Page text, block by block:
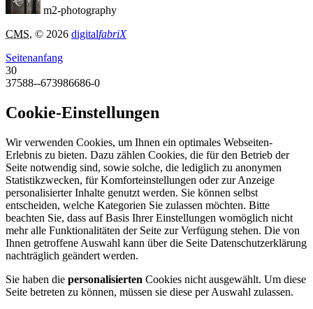
m2-photography
CMS, © 2026 digitalfabriX
Seitenanfang
30
37588--673986686-0
Cookie-Einstellungen
Wir verwenden Cookies, um Ihnen ein optimales Webseiten-
Erlebnis zu bieten. Dazu zählen Cookies, die für den Betrieb der
Seite notwendig sind, sowie solche, die lediglich zu anonymen
Statistikzwecken, für Komforteinstellungen oder zur Anzeige
personalisierter Inhalte genutzt werden. Sie können selbst
entscheiden, welche Kategorien Sie zulassen möchten. Bitte
beachten Sie, dass auf Basis Ihrer Einstellungen womöglich nicht
mehr alle Funktionalitäten der Seite zur Verfügung stehen. Die von
Ihnen getroffene Auswahl kann über die Seite Datenschutzerklärung
nachträglich geändert werden.
Sie haben die personalisierten Cookies nicht ausgewählt. Um diese
Seite betreten zu können, müssen sie diese per Auswahl zulassen.